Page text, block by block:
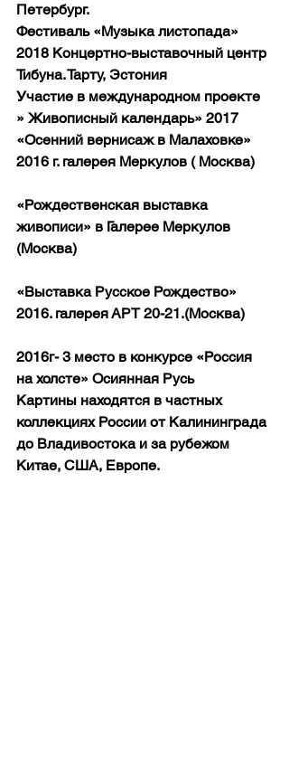
Петербург.
Фестиваль «Музыка листопада»
2018 Концертно-выставочный центр
Тибуна. Тарту, Эстония
Участие в международном проекте
» Живописный календарь» 2017
«Осенний вернисаж в Малаховке»
2016 г. галерея Меркулов ( Москва)
«Рождественская выставка
живописи» в Галерее Меркулов
(Москва)
«Выставка Русское Рождество»
2016. галерея АРТ 20-21.(Москва)
2016г- 3 место в конкурсе «Россия
на холсте» Осиянная Русь
Картины находятся в частных
коллекциях России от Калининграда
до Владивостока и за рубежом
Китае, США, Европе.